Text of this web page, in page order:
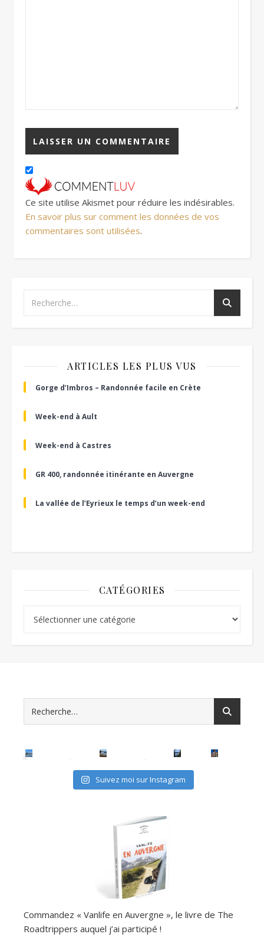
Ce site utilise Akismet pour réduire les indésirables.
En savoir plus sur comment les données de vos
commentaires sont utilisées.
ARTICLES LES PLUS VUS
Gorge d’Imbros – Randonnée facile en Crète
Week-end à Ault
Week-end à Castres
GR 400, randonnée itinérante en Auvergne
La vallée de l’Eyrieux le temps d’un week-end
CATÉGORIES
Suivez moi sur Instagram
Commandez « Vanlife en Auvergne », le livre de The
Roadtrippers auquel j’ai participé !